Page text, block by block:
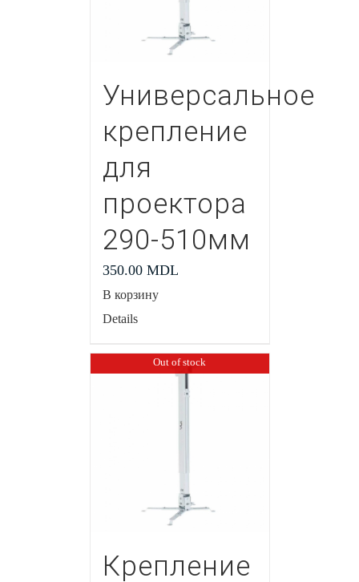
Универсальное
крепление
для
проектора
290-510мм
350.00 MDL
В корзину
Details
Out of stock
Крепление